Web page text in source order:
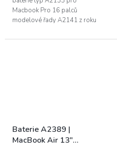
Macbook Pro 16 palců
modelové řady A2141 z roku
a RoHS certifikace. Záruka 1
Baterie A2389 |
MacBook Air 13"